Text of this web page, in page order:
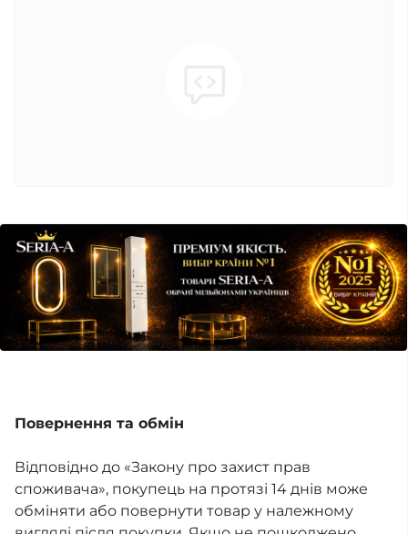
Повернення та обмін
Відповідно до «Закону про захист прав
споживача», покупець на протязі 14 днів може
обміняти або повернути товар у належному